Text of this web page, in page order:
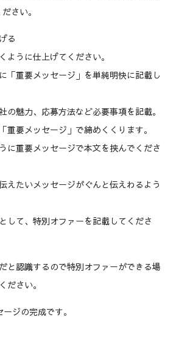
さい。
る
ように仕上げてください。
「重要メッセージ」を単純明快に記載し
の魅力、応募方法など必要事項を記載。
重要メッセージ」で締めくくります。
に重要メッセージで本文を挟んでくださ
えたいメッセージがぐんと伝えわるよう
して、特別オファーを記載してくださ
と認識するので特別オファーができる場
ださい。
ジの完成です。